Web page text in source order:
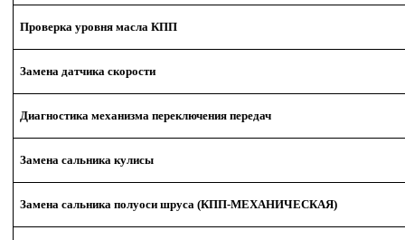
Проверка уровня масла КПП
Замена датчика скорости
Диагностика механизма переключения передач
Замена сальника кулисы
Замена сальника полуоси шруса (КПП-МЕХАНИЧЕСКАЯ)